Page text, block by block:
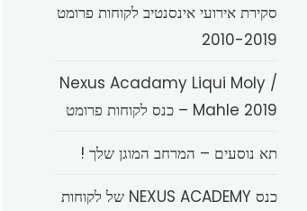
סקירת אירועי אינסנטיב לקוחות פרומט
2010-2019
Nexus Acadamy Liqui Moly /
Mahle 2019 – כנס לקוחות פרומט
תא נוסעים – המרחב המוגן שלך !
כנס NEXUS ACADEMY של לקוחות